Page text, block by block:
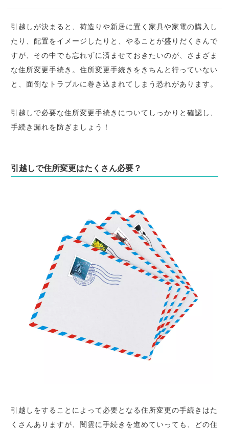
引越しが決まると、荷造りや新居に置く家具や家電の購入し
たり、配置をイメージしたりと、やることが盛りだくさんで
すが、その中でも忘れずに済ませておきたいのが、さまざま
な住所変更手続き。住所変更手続きをきちんと行っていない
と、面倒なトラブルに巻き込まれてしまう恐れがあります。
引越しで必要な住所変更手続きについてしっかりと確認し、
手続き漏れを防ぎましょう！
引越しで住所変更はたくさん必要？
引越しをすることによって必要となる住所変更の手続きはた
くさんありますが、闇雲に手続きを進めていっても、どの住